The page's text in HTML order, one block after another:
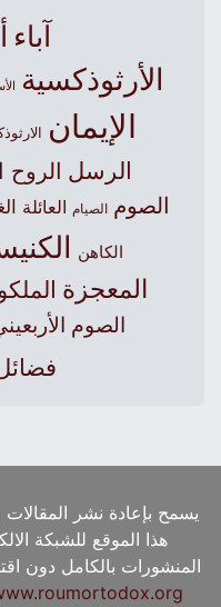
آباء
الأرثوذكسية
الإيمان
الرسل الروح
الصوم الصيام العائلة
الكاهن
المعجزة
الصوم الأربعيني
فضائل
يسمح بإعادة نشر المقالات
هذا الموقع للشبكة
المنشورات بالكامل دون
www.roumortodox.org